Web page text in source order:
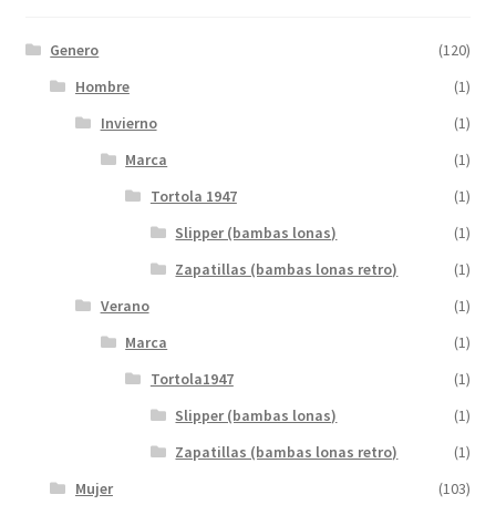
Genero
(120)
Hombre
(1)
Invierno
(1)
Marca
(1)
Tortola 1947
(1)
Slipper (bambas lonas)
(1)
Zapatillas (bambas lonas retro)
(1)
Verano
(1)
Marca
(1)
Tortola1947
(1)
Slipper (bambas lonas)
(1)
Zapatillas (bambas lonas retro)
(1)
Mujer
(103)